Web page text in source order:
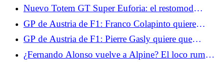
style. Removing the colon is an option since they
didn't strictly ask for a sentence with verb subject.
</p> <p>However, keeping "se enriquece" aligns
closely with the original meaning. An alternative,
"Moza Flight amplía su ecosistema con módulos y
pantallas," is more natural but shifts the nuance
híbrido al precio de un Dacia Bigster, ¿quién
podría decir mejor?
Nuevo Totem GT Super Euforia: el restomod
definitivo que realza el Alfa Romeo Giulia GT
GP de Austria de F1: Franco Colapinto quiere
confirmar el buen momento de Alpine
GP de Austria de F1: Pierre Gasly quiere que
Alpine progrese en la clasificación
¿Fernando Alonso vuelve a Alpine? El loco rumor